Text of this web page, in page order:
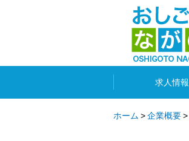
求人情報
ホーム 企業概要